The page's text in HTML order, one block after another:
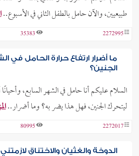
طبيعيين، والآن حامل بالطفل الثاني في الأسبوع..
2272995
35383
ما أضرار ارتفاع حرارة الحامل في
الجنين؟
السلام عليكم أنا حامل في الشهر السابع،
ليتحرك الجنين، فهل هذا يضر به؟ وما أضرار..
2272017
80995
الدوخة والغثيان والاختناق